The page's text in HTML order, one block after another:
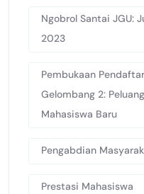
Ngobrol Santai JGU:
2023
Pembukaan
Gelombang 2:
Mahasiswa Baru
Pengabdian
Prestasi Mahasiswa